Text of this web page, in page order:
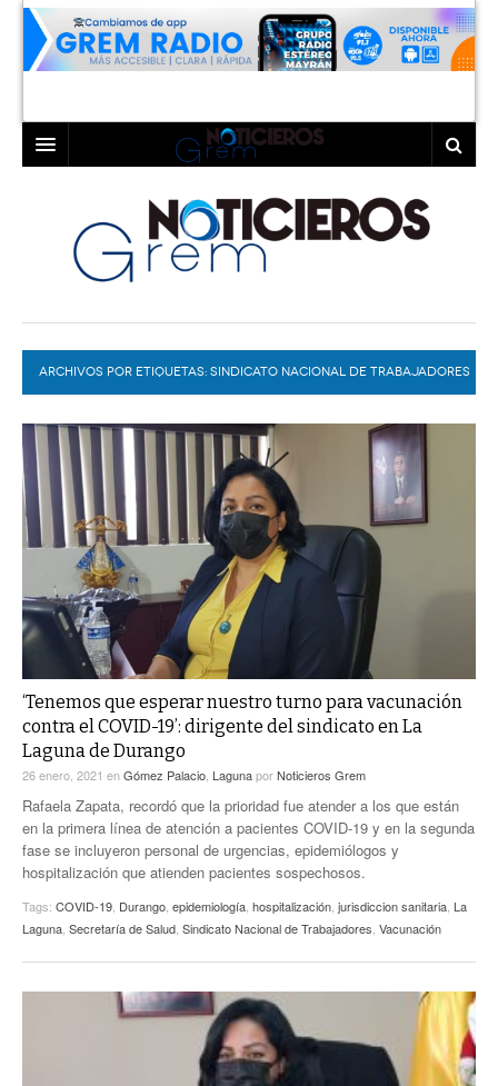
LAGUNA
TORREÓN
GÓMEZ PALACIO
LERDO
COAHUILA
DURANGO
DEPORTES
EXA
EL EXACTO
EXA INFORMA
GLOBO
CONTEXTOS
TRAYECTO LAGUNA
A MEDIA MAÑANA
A TODA LEY
ENTRE LAGUNEROS
DIÁLOGOS CON LA HISTORIA
TWEETS AND BEATS
LA MEJOR 97.1 ESTÉREO GALLITO
ACTUALIDADES GREM
PULSO
COLABORADORES
PC29
ACTUALIDADES GREM
ARCHIVOS POR ETIQUETAS: SINDICATO NACIONAL DE TRABAJADORES
‘Tenemos que esperar nuestro turno para vacunación
contra el COVID-19’: dirigente del sindicato en La
Laguna de Durango
26 enero, 2021 enGómez Palacio LagunaporNoticieros Grem
Rafaela Zapata, recordó que la prioridad fue atender a los que están
en la primera línea de atención a pacientes COVID-19 y en la segunda
fase se incluyeron personal de urgencias, epidemiólogos y
hospitalización que atienden pacientes sospechosos.
Tags: COVID-19 Durango epidemiología hospitalización jurisdiccion sanitaria La
Laguna Secretaría de Salud Sindicato Nacional de Trabajadores Vacunación